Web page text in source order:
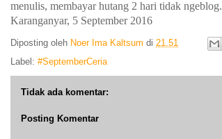
menulis, membayar hutang 2 hari tidak ngeblog.
Karanganyar, 5 September 2016
Diposting oleh Noer Ima Kaltsum di 21.51
Label: #SeptemberCeria
Tidak ada komentar:
Posting Komentar